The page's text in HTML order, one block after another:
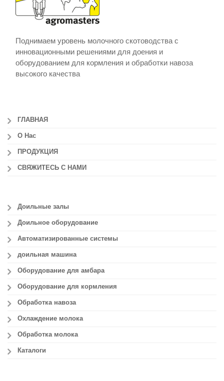
Поднимаем уровень молочного скотоводства с
инновационными решениями для доения и
оборудованием для кормления и обработки навоза
высокого качества
ГЛАВНАЯ
О Нас
ПРОДУКЦИЯ
СВЯЖИТЕСЬ С НАМИ
Доильные залы
Доильное оборудование
Автоматизированные системы
доильная машина
Оборудование для амбара
Оборудование для кормления
Обработка навоза
Охлаждение молока
Обработка молока
Каталоги